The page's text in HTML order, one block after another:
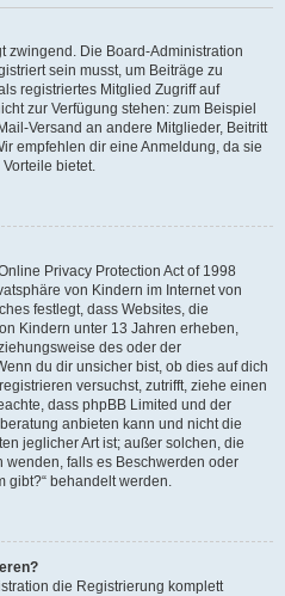
zwingend. Die Board-Administration
sein musst, um Beiträge zu
registriertes Mitglied Zugriff auf
zur Verfügung stehen: zum Beispiel
Versand an andere Mitglieder, Beitritt
empfehlen dir eine Anmeldung, da sie
bietet.
Privacy Protection Act of 1998
von Kindern im Internet von
festlegt, dass Websites, die
Kindern unter 13 Jahren erheben,
des oder der
du dir unsicher bist, ob dies auf dich
versuchst, zutrifft, ziehe einen
dass phpBB Limited und der
anbieten kann und nicht die
jeglicher Art ist; außer solchen, die
wenden, falls es Beschwerden oder
gibt?“ behandelt werden.
die Registrierung komplett